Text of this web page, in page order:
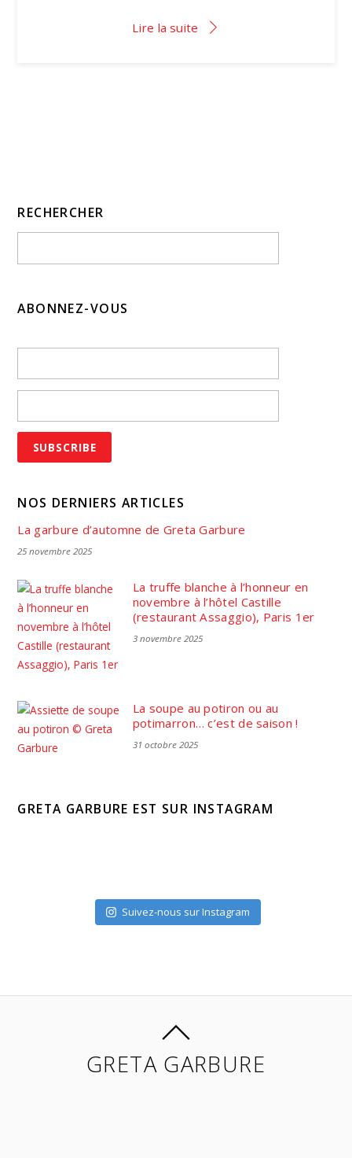
Lire la suite
RECHERCHER
ABONNEZ-VOUS
NOS DERNIERS ARTICLES
La garbure d’automne de Greta Garbure
25 novembre 2025
La truffe blanche à l’honneur en
novembre à l’hôtel Castille
(restaurant Assaggio), Paris 1er
3 novembre 2025
La soupe au potiron ou au
potimarron… c’est de saison !
31 octobre 2025
GRETA GARBURE EST SUR INSTAGRAM
Suivez-nous sur Instagram
GRETA GARBURE